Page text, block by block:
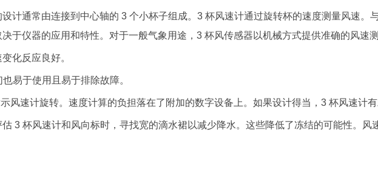
通常由连接到中心轴的 3 个小杯子组成。3 杯风速计通过旋转杯的速度测量风速。
于仪器的应用和特性。对于一般气象用途，3 杯风传感器以机械方式提供准确的风速测
化反应良好。
易于使用且易于排除故障。
速计旋转。速度计算的负担落在了附加的数字设备上。如果设计得当，3 杯风速计有
杯风速计和风向标时，寻找宽的滴水裙以减少降水。这些降低了冻结的可能性。风